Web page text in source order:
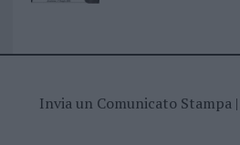
Invia un Comunicato Stampa|